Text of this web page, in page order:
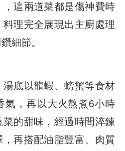
，這兩道菜都是傷神費時
理完全展現出主廚處理
細節。
湯底以龍蝦、螃蟹等食材
氣，再以大火熬煮6小時
的甜味，經過時間淬鍊
再搭配油脂豐富、肉質